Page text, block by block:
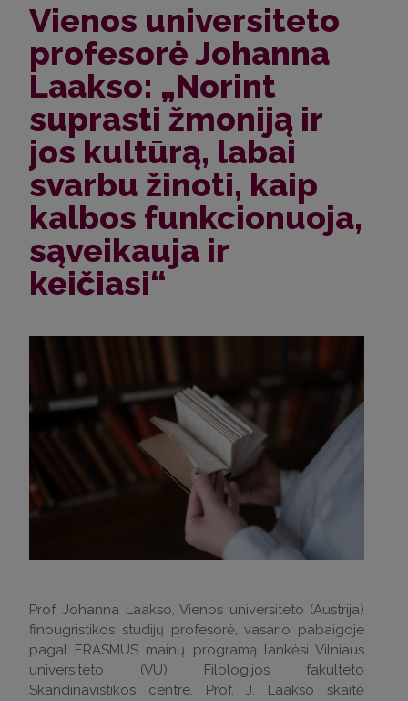
Vienos universiteto
profesorė Johanna
Laakso: „Norint
suprasti žmoniją ir
jos kultūrą, labai
svarbu žinoti, kaip
kalbos funkcionuoja,
sąveikauja ir
keičiasi“
Prof. Johanna Laakso, Vienos universiteto (Austrija)
finougristikos studijų profesorė, vasario pabaigoje
pagal ERASMUS mainų programą lankėsi Vilniaus
universiteto (VU) Filologijos fakulteto
Skandinavistikos centre. Prof. J. Laakso skaitė